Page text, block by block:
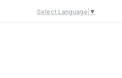
Select Language ▼